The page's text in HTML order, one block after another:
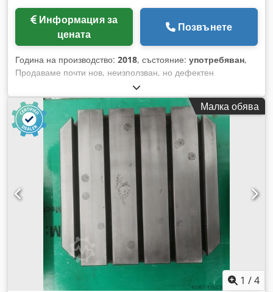
Информация за
цената
Позвънете
Година на производство: 2018, състояние: употребяван,
Продаваме почти нов, неизползван, но дефектен
инструментален магазин с инструментален чейнджър за
Makino PS 95. Магазинът е повреден при разтоварването
на машината от транспортната кутия с кранова кука.
Djdpjvfdvbofx Adtskr Чугунената част е счупена в горната
част и няколко инструментални гнезда са повредени. Може
да бъде ремонтиран или използван като донор на резервни
Малка обява
1 /4